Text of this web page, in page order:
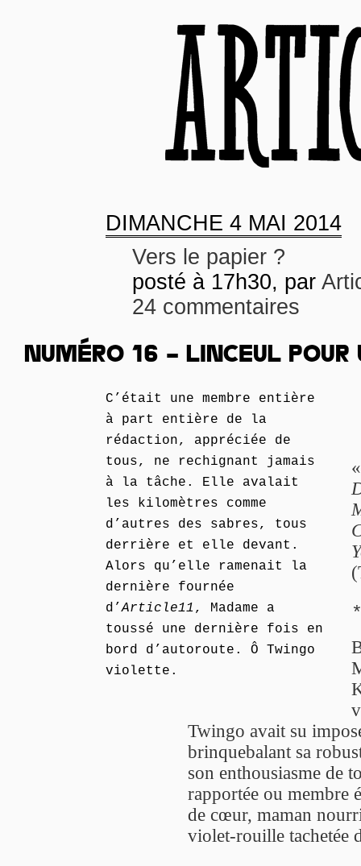
DIMANCHE 4 MAI 2014
Vers le papier ?
posté à 17h30, par
24 commentaires
NUMÉRO 16 – LINCEUL POUR
C’était une membre entière
à part entière de la
rédaction, appréciée de
tous, ne rechignant jamais
à la tâche. Elle avalait
les kilomètres comme
d’autres des sabres, tous
derrière et elle devant.
Alors qu’elle ramenait la
dernière fournée
d’Article11, Madame a
toussé une dernière fois en
bord d’autoroute. Ô Twingo
violette.
Twingo avait su
brinquebalant sa
son enthousiasme de
rapportée ou membre
de cœur, maman
violet-rouille tachetée